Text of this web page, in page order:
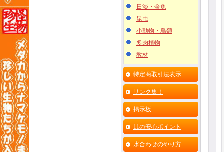
日淡・金魚
昆虫
小動物・鳥類
多肉植物
教材
特定商取引法表示
リンク集！
掲示板
11の安心ポイント
水合わせのやり方